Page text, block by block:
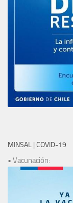
MINSAL | COVID-19
• Vacunación: